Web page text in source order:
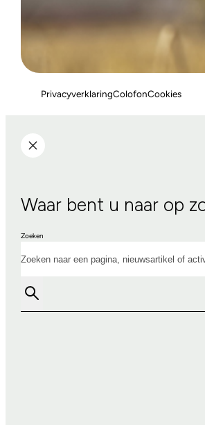
PrivacyverklaringColofonCookies
Waar bent u naar op
Zoeken